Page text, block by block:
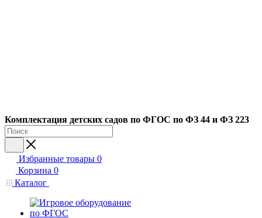
Комплектация детских садов по ФГОC по ФЗ 44 и ФЗ 223
Избранные товары 0
Корзина 0
Каталог